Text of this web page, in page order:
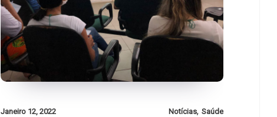
Janeiro 12, 2022 Notícias, Saúde